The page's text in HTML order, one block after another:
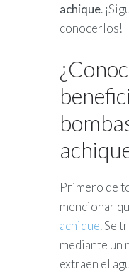
achique.
conocerlos!
Primero de
mencionar
achique. Se
mediante un
extraen el